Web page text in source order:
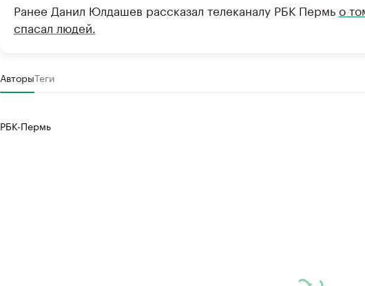
Ранее Данил Юлдашев рассказал телеканалу РБК Пермьо
спасал людей.
АвторыТеги
РБК-Пермь